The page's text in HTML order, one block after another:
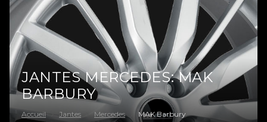
JANTES MERCEDES: MAK
BARBURY
Accueil Jantes Mercedes MAK Barbury